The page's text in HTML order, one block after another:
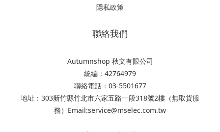
隱私政策
聯絡我們
Autumnshop 秋文有限公司
統編：42764979
聯絡電話：03-5501677
地址：303新竹縣竹北市六家五路一段318號2樓（無取貨服
務）Email:service@mselec.com.tw